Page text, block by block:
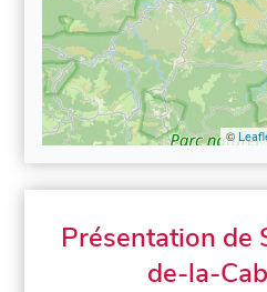
©
Présentation de
de-la-